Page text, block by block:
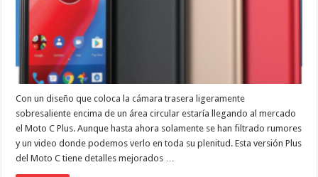
Con un diseño que coloca la cámara trasera ligeramente
sobresaliente encima de un área circular estaría llegando al mercado
el Moto C Plus. Aunque hasta ahora solamente se han filtrado rumores
y un video donde podemos verlo en toda su plenitud. Esta versión Plus
del Moto C tiene detalles mejorados …